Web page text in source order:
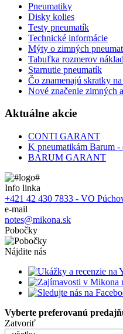
Pneumatiky
Disky kolies
Testy pneumatík
Technické informácie
Mýty o zimných
Tabuľka rozmerov
Starnutie pneumatík
Čo znamenajú skratky
Nové značenie zimných
Aktuálne akcie
CONTI GARANT
K pneumatikám Barum -
BARUM GARANT
Info linka
+421 42 430 7833 - VO
e-mail
notes@mikona.sk
Pobočky
Nájdite nás
Vyberte preferovanú
Zatvoriť